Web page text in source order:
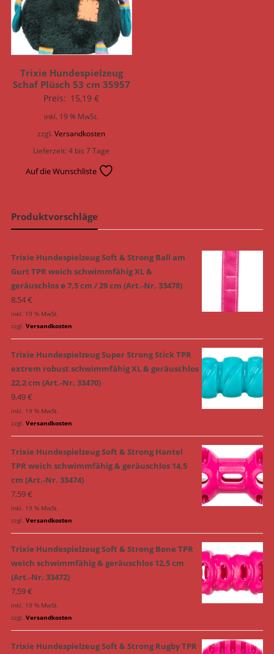
Trixie Hundespielzeug
Schaf Plüsch 53 cm 35957
Preis: 15,19€
inkl. 19 % MwSt.
zzgl.Versandkosten
Lieferzeit:4 bis 7 Tage
Auf die Wunschliste
Produktvorschläge
Trixie Hundespielzeug Soft & Strong Ball am
Gurt TPR weich schwimmfähig XL &
geräuschlos ø 7,5 cm / 29 cm (Art.-Nr. 33478)
8,54€
inkl. 19 % MwSt.
zzgl. Versandkosten
Trixie Hundespielzeug Super Strong Stick TPR
extrem robust schwimmfähig XL & geräuschlos
22,2 cm (Art.-Nr. 33470)
9,49€
inkl. 19 % MwSt.
zzgl. Versandkosten
Trixie Hundespielzeug Soft & Strong Hantel
TPR weich schwimmfähig & geräuschlos 14,5
cm (Art.-Nr. 33474)
7,59€
inkl. 19 % MwSt.
zzgl. Versandkosten
Trixie Hundespielzeug Soft & Strong Bone TPR
weich schwimmfähig & geräuschlos 12,5 cm
(Art.-Nr. 33472)
7,59€
inkl. 19 % MwSt.
zzgl. Versandkosten
Trixie Hundespielzeug Soft & Strong Rugby TPR